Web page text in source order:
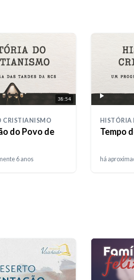
38:54
CRISTIANISMO
do Povo de
6 anos
HISTÓRIA
Tempo
há